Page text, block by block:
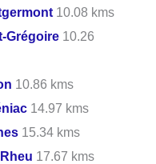
10.08 kms
Grégoire 10.26
10.86 kms
14.97 kms
15.34 kms
17.67 kms